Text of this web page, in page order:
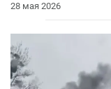
28 мая 2026